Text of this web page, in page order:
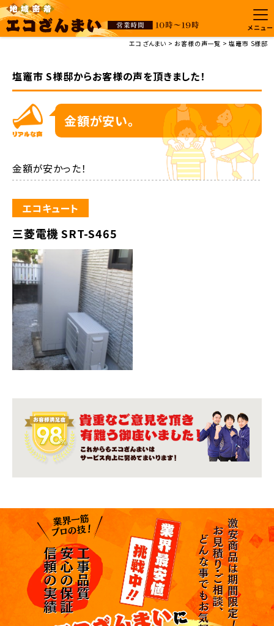
メニュー
エコざんまい
お客様の声一覧 塩竈市 S様邸
塩竈市 S様邸からお客様の声を頂きました！
金額が安い。
金額が安かった！
エコキュート
三菱電機 SRT-S465